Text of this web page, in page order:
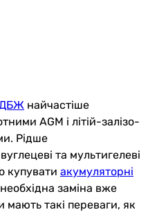
ДБЖ найчастіше
AGM і літій-залізо-
Рідше
та мультигелеві
купувати акумуляторні
заміна вже
мають такі переваги, як